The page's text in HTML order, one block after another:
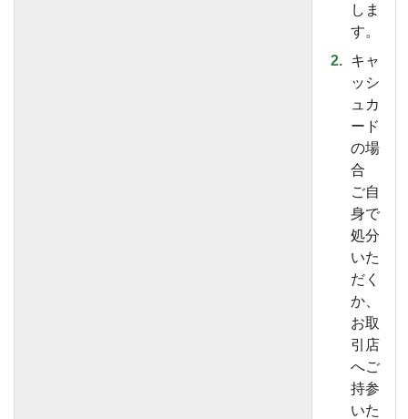
しま
す。
キャ
ッシ
ュカ
ード
の場
合
ご自
身で
処分
いた
だく
か、
お取
引店
へご
持参
いた